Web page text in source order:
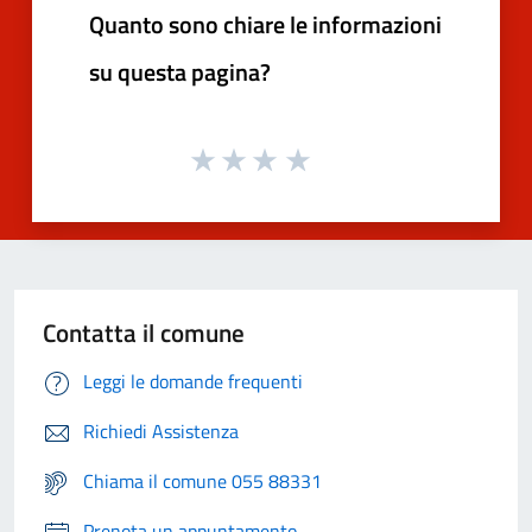
Quanto sono chiare le informazioni
su questa pagina?
Contatta il comune
Leggi le domande frequenti
Richiedi Assistenza
Chiama il comune 055 88331